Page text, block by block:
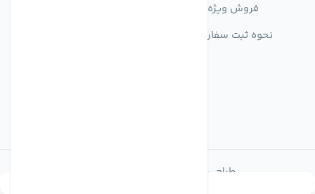
فروش ویژه
نحوه ثبت سفارش
طراحی و توسعه توسط اکسین شاپ